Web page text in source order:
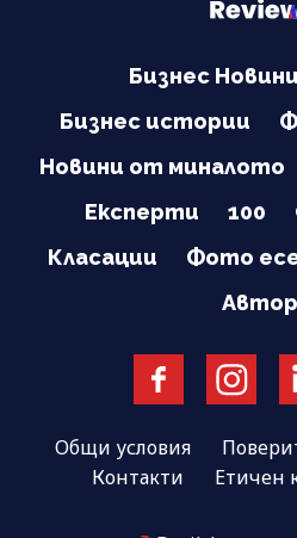
Бизнес Новини
Бизнес истории
Новини от миналото
Експерти
100
Класации
Фото
Общи условия
Контакти
Етичен